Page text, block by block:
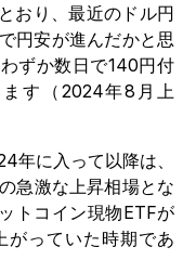
おり、最近のドル円
円安が進んだかと思
ずか数日で140円付
す（2024年8月上
年に入って以降は、
急激な上昇相場とな
トコイン現物ETFが
がっていた時期であ